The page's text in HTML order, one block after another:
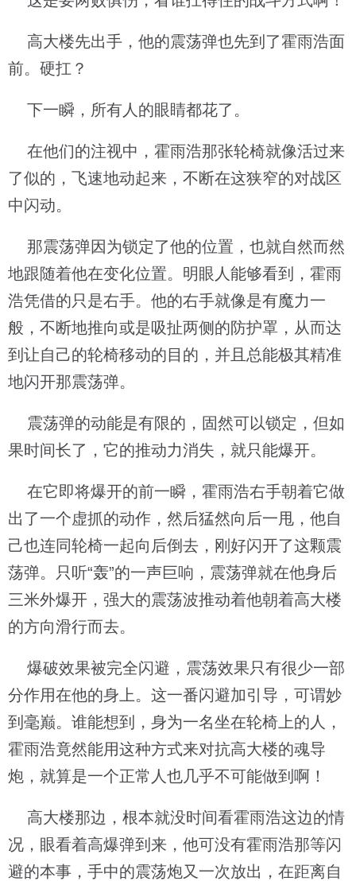
高大楼先出手，他的震荡弹也先到了霍雨浩面
前。硬扛？
下一瞬，所有人的眼睛都花了。
在他们的注视中，霍雨浩那张轮椅就像活过来
了似的，飞速地动起来，不断在这狭窄的对战区
中闪动。
那震荡弹因为锁定了他的位置，也就自然而然
地跟随着他在变化位置。明眼人能够看到，霍雨
浩凭借的只是右手。他的右手就像是有魔力一
般，不断地推向或是吸扯两侧的防护罩，从而达
到让自己的轮椅移动的目的，并且总能极其精准
地闪开那震荡弹。
震荡弹的动能是有限的，固然可以锁定，但如
果时间长了，它的推动力消失，就只能爆开。
在它即将爆开的前一瞬，霍雨浩右手朝着它做
出了一个虚抓的动作，然后猛然向后一甩，他自
己也连同轮椅一起向后倒去，刚好闪开了这颗震
荡弹。只听“轰”的一声巨响，震荡弹就在他身后
三米外爆开，强大的震荡波推动着他朝着高大楼
的方向滑行而去。
爆破效果被完全闪避，震荡效果只有很少一部
分作用在他的身上。这一番闪避加引导，可谓妙
到毫巅。谁能想到，身为一名坐在轮椅上的人，
霍雨浩竟然能用这种方式来对抗高大楼的魂导
炮，就算是一个正常人也几乎不可能做到啊！
高大楼那边，根本就没时间看霍雨浩这边的情
况，眼看着高爆弹到来，他可没有霍雨浩那等闪
避的本事，手中的震荡炮又一次放出，在距离自